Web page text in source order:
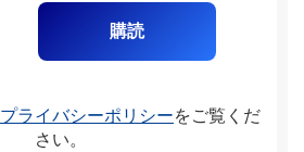
プライバシーポリシーをご覧くだ
さい。